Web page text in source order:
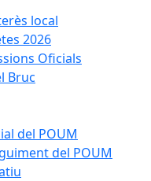
local
2026
Oficials
Bruc
del POUM
del POUM